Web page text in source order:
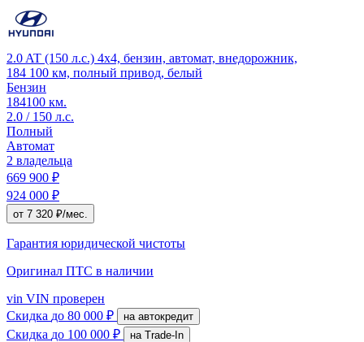
2.0 AT (150 л.с.) 4x4, бензин, автомат, внедорожник,
184 100 км, полный привод, белый
Бензин
184100 км.
2.0 / 150 л.с.
Полный
Автомат
2 владельца
669 900 ₽
924 000 ₽
от 7 320 ₽/мес.
Гарантия юридической чистоты
Оригинал ПТС в наличии
vin VIN проверен
Скидка до 80 000 ₽ на автокредит
Скидка до 100 000 ₽
на Trade-In